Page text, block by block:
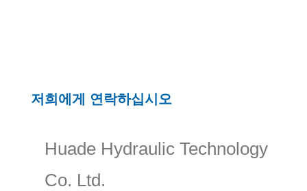
저희에게 연락하십시오
Huade Hydraulic Technology
Co. Ltd.